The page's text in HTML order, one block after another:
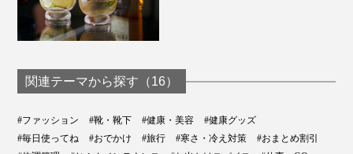
関連テーマから探す（16）
#ファッション #靴・靴下 #健康・美容
#健康グッズ
#毎日使ってね
#おでかけ #旅行 #寒さ・冷え対策
#おまとめ割引